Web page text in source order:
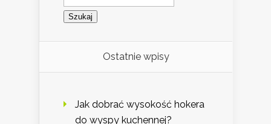
Ostatnie wpisy
Jak dobrać wysokość hokera
do wyspy kuchennej?